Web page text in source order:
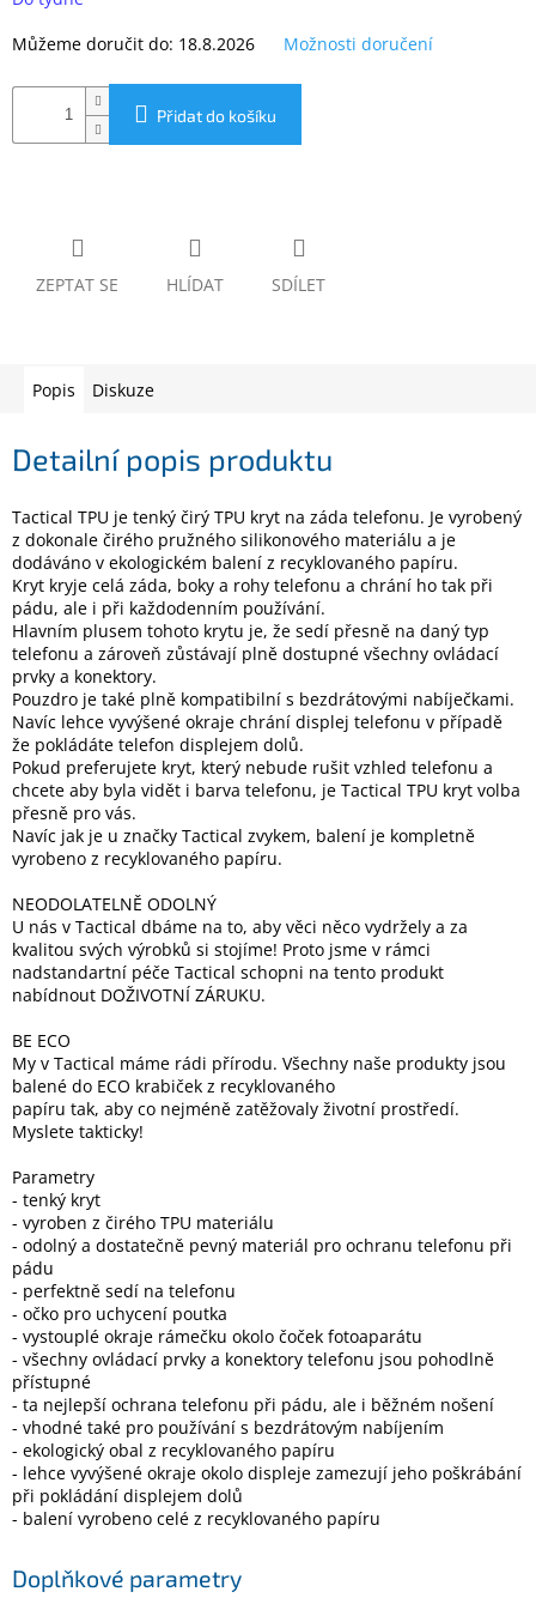
www.inpraise.cz
Telefony
a
a
notebooky
Elektronika
Domácnost
%
Black
Friday
VÝPRODEJ
zboží
TONERY
A
CARTRIDGE
OEM
Sestavy
počítačů
Inpraise
Kamerové
MILESIGHT
Doprodej
Přihlášení
Můžeme doručit do: 18.8.2026 Možnosti doručení
Přidat do košíku
ZEPTAT SE HLÍDAT SDÍLET
Popis Diskuze
Detailní popis produktu
Tactical TPU je tenký čirý TPU kryt na záda telefonu. Je vyrobený
z dokonale čirého pružného silikonového materiálu a je
dodáváno v ekologickém balení z recyklovaného papíru.
Kryt kryje celá záda, boky a rohy telefonu a chrání ho tak při
pádu, ale i při každodenním používání.
Hlavním plusem tohoto krytu je, že sedí přesně na daný typ
telefonu a zároveň zůstávají plně dostupné všechny ovládací
prvky a konektory.
Pouzdro je také plně kompatibilní s bezdrátovými nabíječkami.
Navíc lehce vyvýšené okraje chrání displej telefonu v případě
že pokládáte telefon displejem dolů.
Pokud preferujete kryt, který nebude rušit vzhled telefonu a
chcete aby byla vidět i barva telefonu, je Tactical TPU kryt volba
přesně pro vás.
Navíc jak je u značky Tactical zvykem, balení je kompletně
vyrobeno z recyklovaného papíru.
NEODOLATELNĚ ODOLNÝ
U nás v Tactical dbáme na to, aby věci něco vydržely a za
kvalitou svých výrobků si stojíme! Proto jsme v rámci
nadstandartní péče Tactical schopni na tento produkt
nabídnout DOŽIVOTNÍ ZÁRUKU.
BE ECO
My v Tactical máme rádi přírodu. Všechny naše produkty jsou
balené do ECO krabiček z recyklovaného
papíru tak, aby co nejméně zatěžovaly životní prostředí.
Myslete takticky!
Parametry
- tenký kryt
- vyroben z čirého TPU materiálu
- odolný a dostatečně pevný materiál pro ochranu telefonu při
pádu
- perfektně sedí na telefonu
- očko pro uchycení poutka
- vystouplé okraje rámečku okolo čoček fotoaparátu
- všechny ovládací prvky a konektory telefonu jsou pohodlně
přístupné
- ta nejlepší ochrana telefonu při pádu, ale i běžném nošení
- vhodné také pro používání s bezdrátovým nabíjením
- ekologický obal z recyklovaného papíru
- lehce vyvýšené okraje okolo displeje zamezují jeho poškrábání
při pokládání displejem dolů
- balení vyrobeno celé z recyklovaného papíru
Doplňkové parametry